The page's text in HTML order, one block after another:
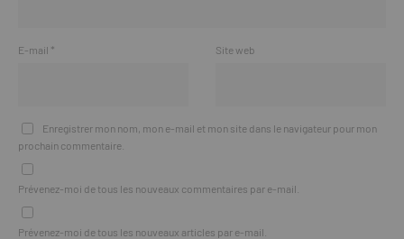
E-mail * Site web
Enregistrer mon nom, mon e-mail et mon site dans le navigateur pour mon
prochain commentaire.
Prévenez-moi de tous les nouveaux commentaires par e-mail.
Prévenez-moi de tous les nouveaux articles par e-mail.